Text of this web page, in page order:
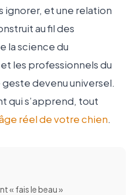
ignorer, et une relation
au fil des
la science du
les professionnels du
geste devenu universel.
qui s’apprend, tout
réel de votre chien.
« fais le beau »